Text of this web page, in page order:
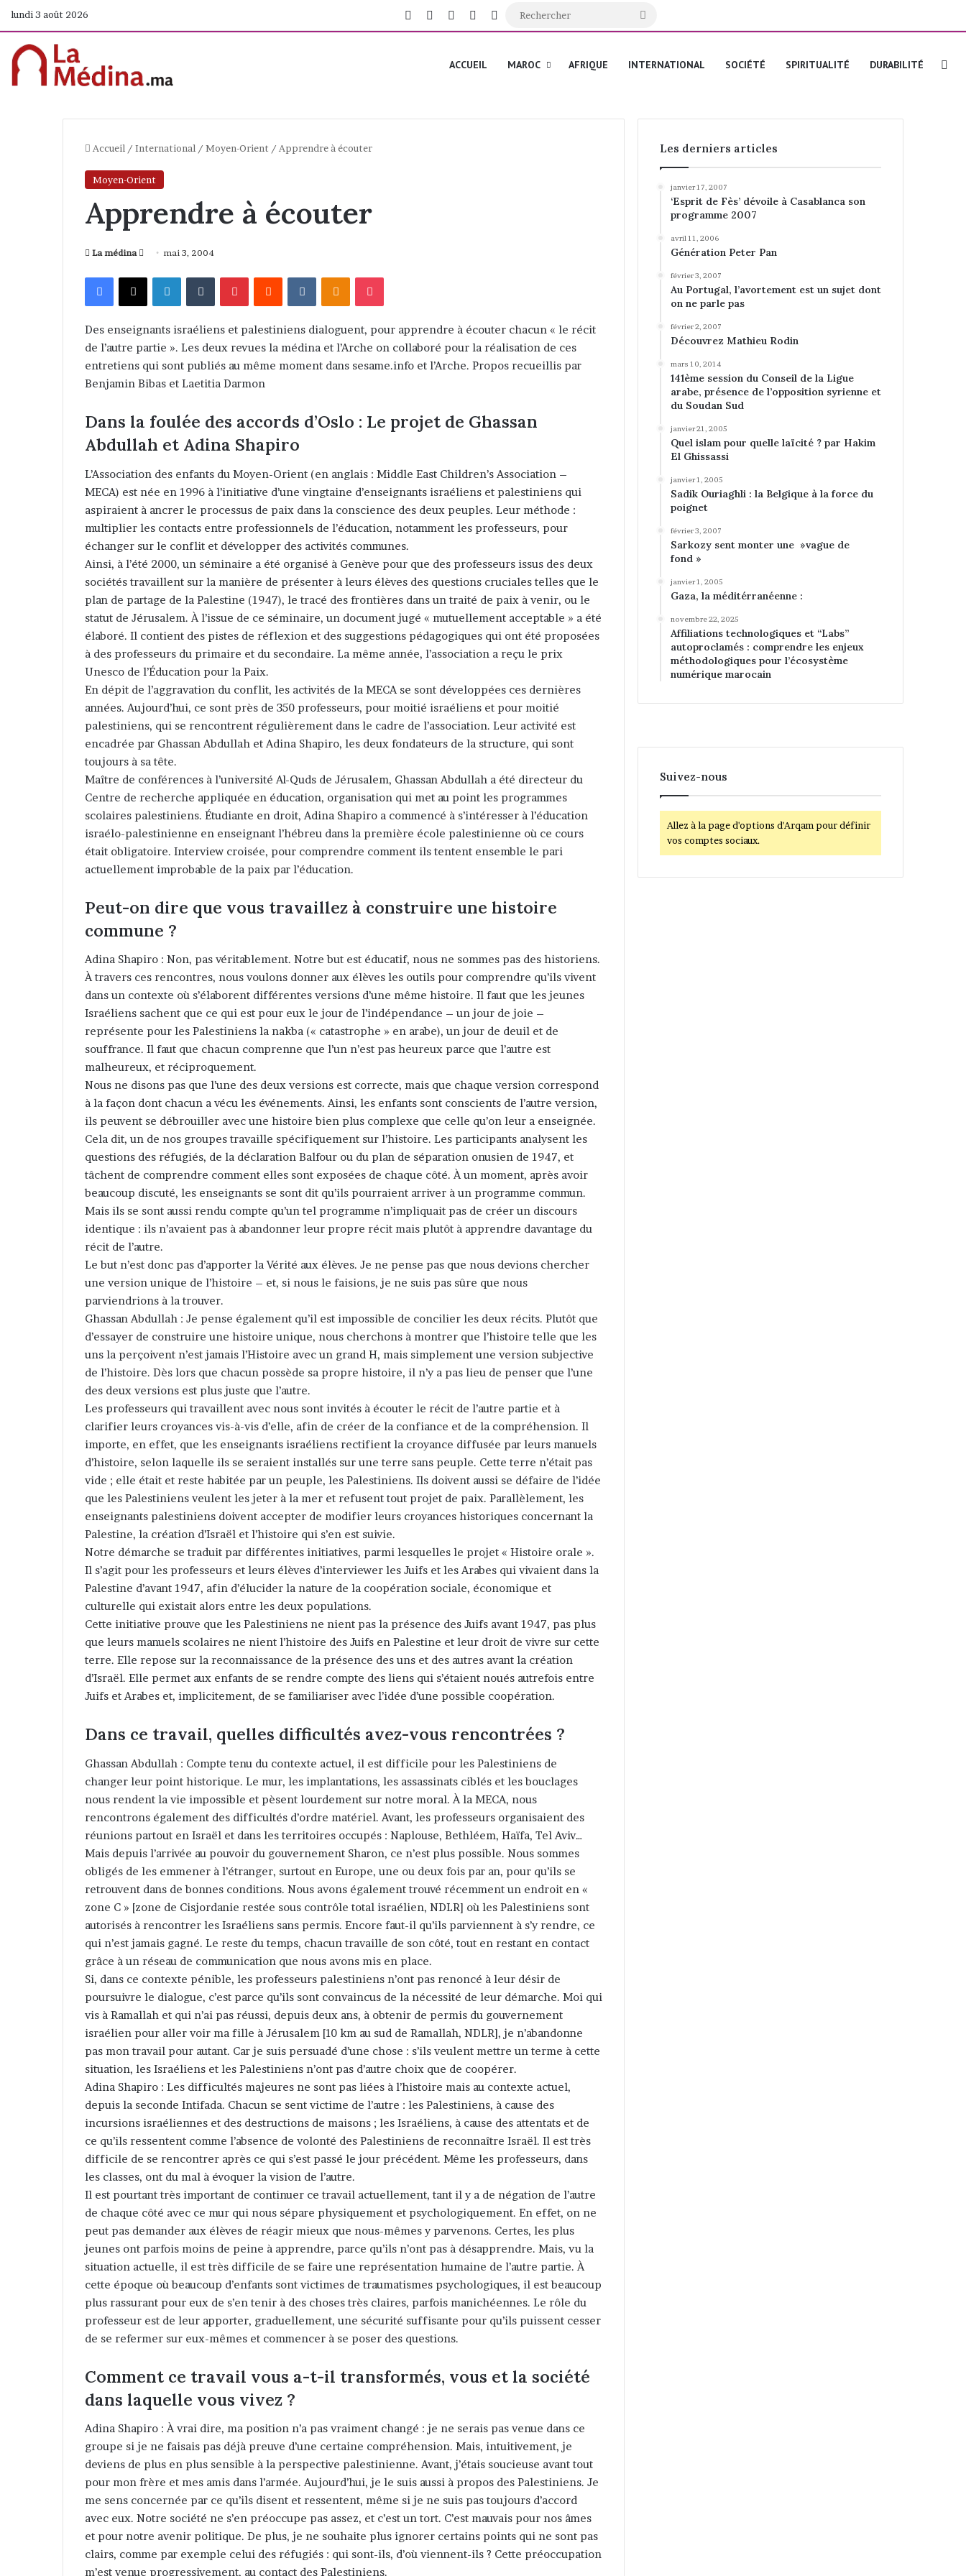
lundi 3 août 2026 Facebook YouTubeInstagram
Switch skin
ACCUEIL MAROC AFRIQUE INTERNATIONAL SOCIÉTÉ SPIRITUALITÉ DURABILITÉ
Accueil / International / Moyen-Orient / Apprendre à écouter
Moyen-Orient
Apprendre à écouter
La médina
o
u
n
o
u
r
i
e
l
mai 3, 2004
Facebook X Linkedin
Des enseignants israéliens et palestiniens dialoguent, pour apprendre à écouter chacun « le récit
de l’autre partie ». Les deux revues la médina et l’Arche on collaboré pour la réalisation de ces
entretiens qui sont publiés au même moment dans sesame.info et l’Arche. Propos recueillis par
Benjamin Bibas et Laetitia Darmon
Dans la foulée des accords d’Oslo : Le projet de Ghassan
Abdullah et Adina Shapiro
L’Association des enfants du Moyen-Orient (en anglais : Middle East Children’s Association –
MECA) est née en 1996 à l’initiative d’une vingtaine d’enseignants israéliens et palestiniens qui
aspiraient à ancrer le processus de paix dans la conscience des deux peuples. Leur méthode :
multiplier les contacts entre professionnels de l’éducation, notamment les professeurs, pour
échanger sur le conflit et développer des activités communes.
Ainsi, à l’été 2000, un séminaire a été organisé à Genève pour que des professeurs issus des deux
sociétés travaillent sur la manière de présenter à leurs élèves des questions cruciales telles que le
plan de partage de la Palestine (1947), le tracé des frontières dans un traité de paix à venir, ou le
statut de Jérusalem. À l’issue de ce séminaire, un document jugé « mutuellement acceptable » a été
élaboré. Il contient des pistes de réflexion et des suggestions pédagogiques qui ont été proposées
à des professeurs du primaire et du secondaire. La même année, l’association a reçu le prix
Unesco de l’Éducation pour la Paix.
En dépit de l’aggravation du conflit, les activités de la MECA se sont développées ces dernières
années. Aujourd’hui, ce sont près de 350 professeurs, pour moitié israéliens et pour moitié
palestiniens, qui se rencontrent régulièrement dans le cadre de l’association. Leur activité est
encadrée par Ghassan Abdullah et Adina Shapiro, les deux fondateurs de la structure, qui sont
toujours à sa tête.
Maître de conférences à l’université Al-Quds de Jérusalem, Ghassan Abdullah a été directeur du
Centre de recherche appliquée en éducation, organisation qui met au point les programmes
scolaires palestiniens. Étudiante en droit, Adina Shapiro a commencé à s’intéresser à l’éducation
israélo-palestinienne en enseignant l’hébreu dans la première école palestinienne où ce cours
était obligatoire. Interview croisée, pour comprendre comment ils tentent ensemble le pari
actuellement improbable de la paix par l’éducation.
Peut-on dire que vous travaillez à construire une histoire
commune ?
Adina Shapiro : Non, pas véritablement. Notre but est éducatif, nous ne sommes pas des historiens.
À travers ces rencontres, nous voulons donner aux élèves les outils pour comprendre qu’ils vivent
dans un contexte où s’élaborent différentes versions d’une même histoire. Il faut que les jeunes
Israéliens sachent que ce qui est pour eux le jour de l’indépendance – un jour de joie –
représente pour les Palestiniens la nakba (« catastrophe » en arabe), un jour de deuil et de
souffrance. Il faut que chacun comprenne que l’un n’est pas heureux parce que l’autre est
malheureux, et réciproquement.
Nous ne disons pas que l’une des deux versions est correcte, mais que chaque version correspond
à la façon dont chacun a vécu les événements. Ainsi, les enfants sont conscients de l’autre version,
ils peuvent se débrouiller avec une histoire bien plus complexe que celle qu’on leur a enseignée.
Cela dit, un de nos groupes travaille spécifiquement sur l’histoire. Les participants analysent les
questions des réfugiés, de la déclaration Balfour ou du plan de séparation onusien de 1947, et
tâchent de comprendre comment elles sont exposées de chaque côté. À un moment, après avoir
beaucoup discuté, les enseignants se sont dit qu’ils pourraient arriver à un programme commun.
Mais ils se sont aussi rendu compte qu’un tel programme n’impliquait pas de créer un discours
identique : ils n’avaient pas à abandonner leur propre récit mais plutôt à apprendre davantage du
récit de l’autre.
Le but n’est donc pas d’apporter la Vérité aux élèves. Je ne pense pas que nous devions chercher
une version unique de l’histoire – et, si nous le faisions, je ne suis pas sûre que nous
parviendrions à la trouver.
Ghassan Abdullah : Je pense également qu’il est impossible de concilier les deux récits. Plutôt que
d’essayer de construire une histoire unique, nous cherchons à montrer que l’histoire telle que les
uns la perçoivent n’est jamais l’Histoire avec un grand H, mais simplement une version subjective
de l’histoire. Dès lors que chacun possède sa propre histoire, il n’y a pas lieu de penser que l’une
des deux versions est plus juste que l’autre.
Les professeurs qui travaillent avec nous sont invités à écouter le récit de l’autre partie et à
clarifier leurs croyances vis-à-vis d’elle, afin de créer de la confiance et de la compréhension. Il
importe, en effet, que les enseignants israéliens rectifient la croyance diffusée par leurs manuels
d’histoire, selon laquelle ils se seraient installés sur une terre sans peuple. Cette terre n’était pas
vide ; elle était et reste habitée par un peuple, les Palestiniens. Ils doivent aussi se défaire de l’idée
que les Palestiniens veulent les jeter à la mer et refusent tout projet de paix. Parallèlement, les
enseignants palestiniens doivent accepter de modifier leurs croyances historiques concernant la
Palestine, la création d’Israël et l’histoire qui s’en est suivie.
Notre démarche se traduit par différentes initiatives, parmi lesquelles le projet « Histoire orale ».
Il s’agit pour les professeurs et leurs élèves d’interviewer les Juifs et les Arabes qui vivaient dans la
Palestine d’avant 1947, afin d’élucider la nature de la coopération sociale, économique et
culturelle qui existait alors entre les deux populations.
Cette initiative prouve que les Palestiniens ne nient pas la présence des Juifs avant 1947, pas plus
que leurs manuels scolaires ne nient l’histoire des Juifs en Palestine et leur droit de vivre sur cette
terre. Elle repose sur la reconnaissance de la présence des uns et des autres avant la création
d’Israël. Elle permet aux enfants de se rendre compte des liens qui s’étaient noués autrefois entre
Juifs et Arabes et, implicitement, de se familiariser avec l’idée d’une possible coopération.
Dans ce travail, quelles difficultés avez-vous rencontrées ?
Ghassan Abdullah : Compte tenu du contexte actuel, il est difficile pour les Palestiniens de
changer leur point historique. Le mur, les implantations, les assassinats ciblés et les bouclages
nous rendent la vie impossible et pèsent lourdement sur notre moral. À la MECA, nous
rencontrons également des difficultés d’ordre matériel. Avant, les professeurs organisaient des
réunions partout en Israël et dans les territoires occupés : Naplouse, Bethléem, Haïfa, Tel Aviv…
Mais depuis l’arrivée au pouvoir du gouvernement Sharon, ce n’est plus possible. Nous sommes
obligés de les emmener à l’étranger, surtout en Europe, une ou deux fois par an, pour qu’ils se
retrouvent dans de bonnes conditions. Nous avons également trouvé récemment un endroit en «
zone C » [zone de Cisjordanie restée sous contrôle total israélien, NDLR] où les Palestiniens sont
autorisés à rencontrer les Israéliens sans permis. Encore faut-il qu’ils parviennent à s’y rendre, ce
qui n’est jamais gagné. Le reste du temps, chacun travaille de son côté, tout en restant en contact
grâce à un réseau de communication que nous avons mis en place.
Si, dans ce contexte pénible, les professeurs palestiniens n’ont pas renoncé à leur désir de
poursuivre le dialogue, c’est parce qu’ils sont convaincus de la nécessité de leur démarche. Moi qui
vis à Ramallah et qui n’ai pas réussi, depuis deux ans, à obtenir de permis du gouvernement
israélien pour aller voir ma fille à Jérusalem [10 km au sud de Ramallah, NDLR], je n’abandonne
pas mon travail pour autant. Car je suis persuadé d’une chose : s’ils veulent mettre un terme à cette
situation, les Israéliens et les Palestiniens n’ont pas d’autre choix que de coopérer.
Adina Shapiro : Les difficultés majeures ne sont pas liées à l’histoire mais au contexte actuel,
depuis la seconde Intifada. Chacun se sent victime de l’autre : les Palestiniens, à cause des
incursions israéliennes et des destructions de maisons ; les Israéliens, à cause des attentats et de
ce qu’ils ressentent comme l’absence de volonté des Palestiniens de reconnaître Israël. Il est très
difficile de se rencontrer après ce qui s’est passé le jour précédent. Même les professeurs, dans
les classes, ont du mal à évoquer la vision de l’autre.
Il est pourtant très important de continuer ce travail actuellement, tant il y a de négation de l’autre
de chaque côté avec ce mur qui nous sépare physiquement et psychologiquement. En effet, on ne
peut pas demander aux élèves de réagir mieux que nous-mêmes y parvenons. Certes, les plus
jeunes ont parfois moins de peine à apprendre, parce qu’ils n’ont pas à désapprendre. Mais, vu la
situation actuelle, il est très difficile de se faire une représentation humaine de l’autre partie. À
cette époque où beaucoup d’enfants sont victimes de traumatismes psychologiques, il est beaucoup
plus rassurant pour eux de s’en tenir à des choses très claires, parfois manichéennes. Le rôle du
professeur est de leur apporter, graduellement, une sécurité suffisante pour qu’ils puissent cesser
de se refermer sur eux-mêmes et commencer à se poser des questions.
Comment ce travail vous a-t-il transformés, vous et la société
dans laquelle vous vivez ?
Adina Shapiro : À vrai dire, ma position n’a pas vraiment changé : je ne serais pas venue dans ce
groupe si je ne faisais pas déjà preuve d’une certaine compréhension. Mais, intuitivement, je
deviens de plus en plus sensible à la perspective palestinienne. Avant, j’étais soucieuse avant tout
pour mon frère et mes amis dans l’armée. Aujourd’hui, je le suis aussi à propos des Palestiniens. Je
me sens concernée par ce qu’ils disent et ressentent, même si je ne suis pas toujours d’accord
avec eux. Notre société ne s’en préoccupe pas assez, et c’est un tort. C’est mauvais pour nos âmes
et pour notre avenir politique. De plus, je ne souhaite plus ignorer certains points qui ne sont pas
clairs, comme par exemple celui des réfugiés : qui sont-ils, d’où viennent-ils ? Cette préoccupation
m’est venue progressivement, au contact des Palestiniens.
Les derniers articles
janvier 17, 2007
‘Esprit de Fès’ dévoile à Casablanca son
programme 2007
avril 11, 2006
Génération Peter Pan
février 3, 2007
Au Portugal, l’avortement est un sujet dont
on ne parle pas
février 2, 2007
Découvrez Mathieu Rodin
mars 10, 2014
141ème session du Conseil de la Ligue
arabe, présence de l’opposition syrienne et
du Soudan Sud
janvier 21, 2005
Quel islam pour quelle laïcité ? par Hakim
El Ghissassi
janvier 1, 2005
Sadik Ouriaghli : la Belgique à la force du
poignet
février 3, 2007
Sarkozy sent monter une »vague de
fond »
janvier 1, 2005
Gaza, la méditérranéenne :
novembre 22, 2025
Affiliations technologiques et “Labs”
autoproclamés : comprendre les enjeux
méthodologiques pour l’écosystème
numérique marocain
Suivez-nous
Allez à la page d'options d'Arqam pour définir
vos comptes sociaux.